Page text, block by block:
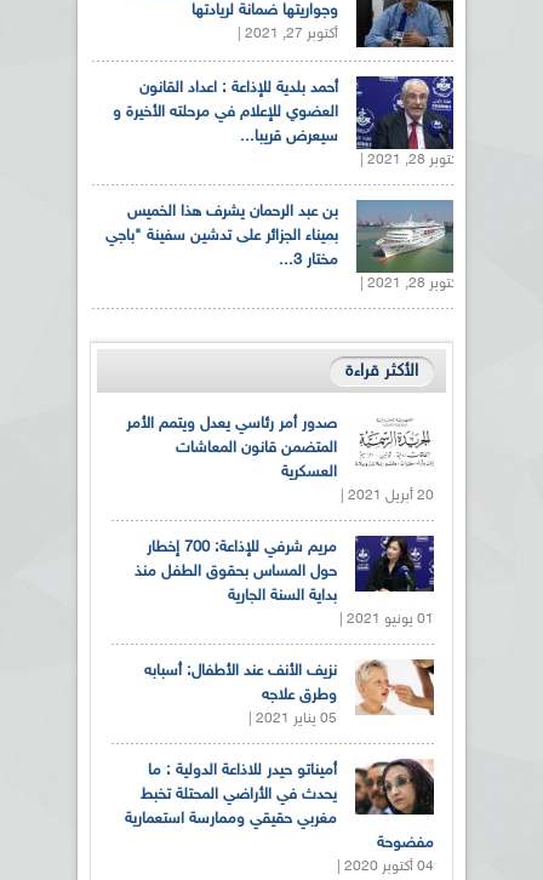
وجواريتها ضمانة لريادتها
أكتوبر 27, 2021 |
أحمد بلدية للإذاعة : اعداد القانون
العضوي للإعلام في مرحلته الأخيرة و
سيعرض قريبا...
أكتوبر 28, 2021 |
بن عبد الرحمان يشرف هذا الخميس
بميناء الجزائر على تدشين سفينة "باجي
مختار 3...
أكتوبر 28, 2021 |
الأكثر قراءة
صدور أمر رئاسي يعدل ويتمم الأمر
المتضمن قانون المعاشات
العسكرية
20 أبريل 2021 |
مريم شرفي للإذاعة: 700 إخطار
حول المساس بحقوق الطفل منذ
بداية السنة الجارية
01 يونيو 2021 |
نزيف الأنف عند الأطفال: أسبابه
وطرق علاجه
05 يناير 2021 |
أميناتو حيدر للاذاعة الدولية : ما
يحدث في الأراضي المحتلة تخبط
مغربي حقيقي وممارسة استعمارية
مفضوحة
04 أكتوبر 2020 |